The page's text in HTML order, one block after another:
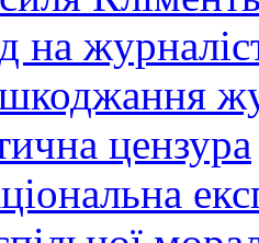
на
цензура